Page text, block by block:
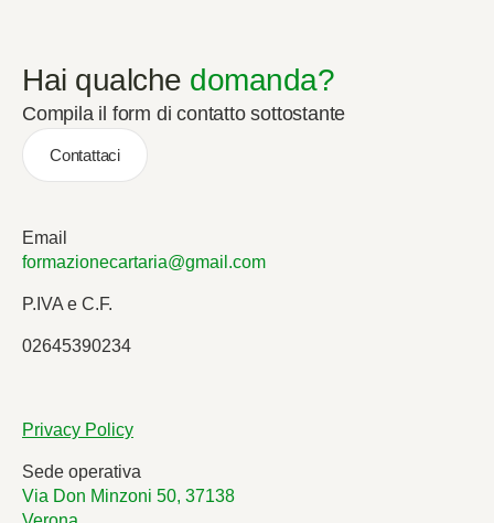
Hai qualche domanda?
Compila il form di contatto sottostante
Contattaci
Email
formazionecartaria@gmail.com
P.IVA e C.F.
02645390234
Privacy Policy
Sede operativa
Via Don Minzoni 50, 37138